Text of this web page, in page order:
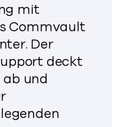
mit
Commvault
Der
deckt
und